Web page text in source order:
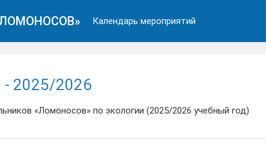
Календарь мероприятий
- 2025/2026
«Ломоносов» по экологии (2025/2026 учебный год)